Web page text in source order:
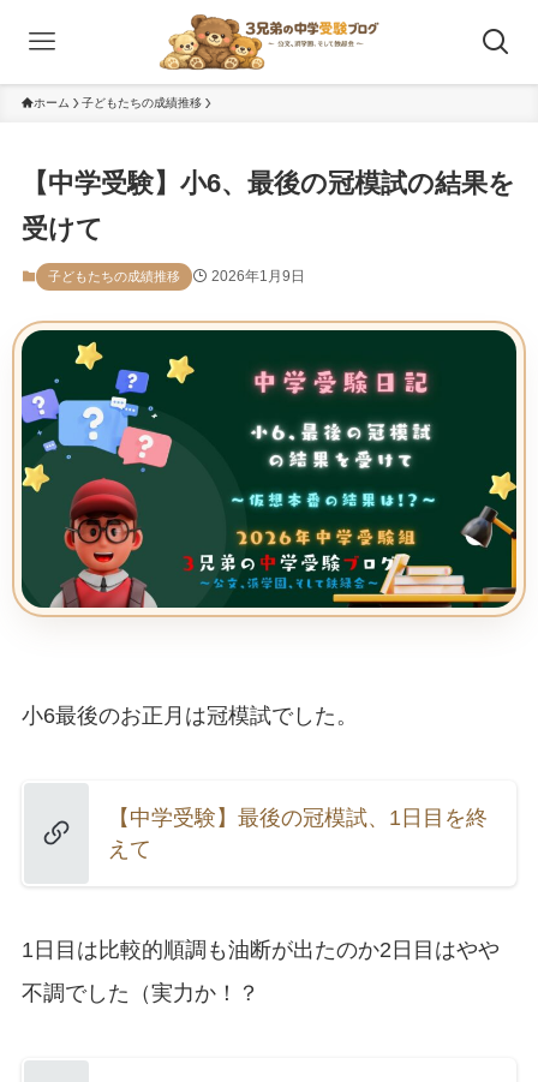
ホーム 子どもたちの成績推移
【中学受験】小6、最後の冠模試の結果を
受けて
子どもたちの成績推移 2026年1月9日
小6最後のお正月は冠模試でした。
【中学受験】最後の冠模試、1日目を終
えて
1日目は比較的順調も油断が出たのか2日目はやや
不調でした（実力か！？